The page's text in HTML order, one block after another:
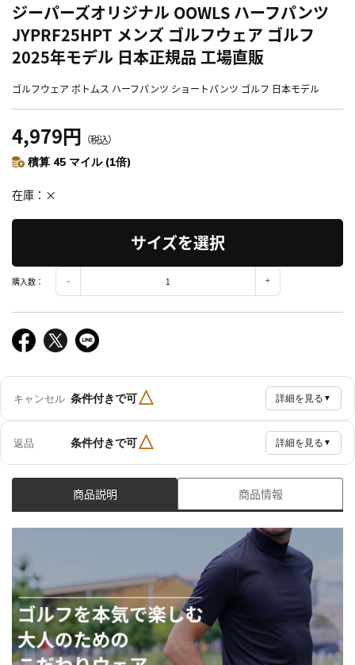
ジーパーズオリジナル OOWLS ハーフパンツ
JYPRF25HPT メンズ ゴルフウェア ゴルフ
2025年モデル 日本正規品 工場直販
ゴルフウェア ボトムス ハーフパンツ ショートパンツ ゴルフ 日本モデル
4,979円 （税込）
積算 45 マイル (1倍)
在庫 ×
サイズを選択
購入数：
キャンセル 条件付きで可△ 詳細を見る ▼
返品 条件付きで可△ 詳細を見る ▼
商品説明 商品情報